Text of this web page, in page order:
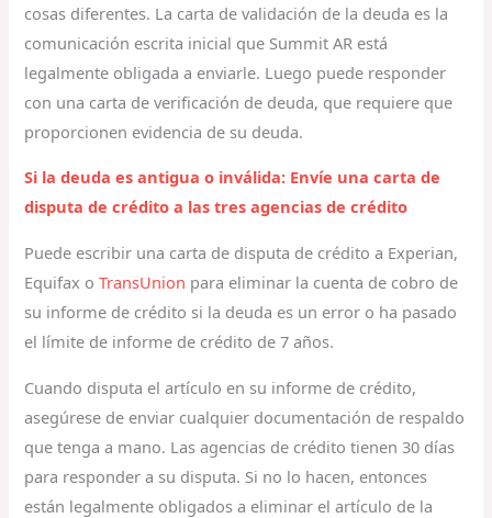
cosas diferentes. La carta de validación de la deuda es la
comunicación escrita inicial que Summit AR está
legalmente obligada a enviarle. Luego puede responder
con una carta de verificación de deuda, que requiere que
proporcionen evidencia de su deuda.
Si la deuda es antigua o inválida: Envíe una carta de
disputa de crédito a las tres agencias de crédito
Puede escribir una carta de disputa de crédito a Experian,
Equifax oTransUnion para eliminar la cuenta de cobro de
su informe de crédito si la deuda es un error o ha pasado
el límite de informe de crédito de 7 años.
Cuando disputa el artículo en su informe de crédito,
asegúrese de enviar cualquier documentación de respaldo
que tenga a mano. Las agencias de crédito tienen 30 días
para responder a su disputa. Si no lo hacen, entonces
están legalmente obligados a eliminar el artículo de la